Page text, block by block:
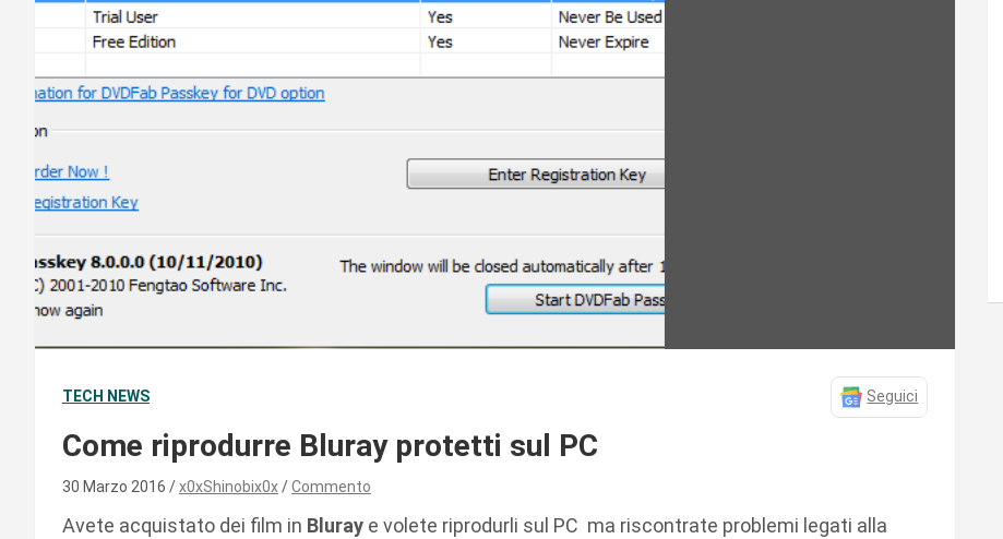
TECH NEWS Seguici
Come riprodurre Bluray protetti sul PC
30 Marzo 2016 x0xShinobix0x Commento
Avete acquistato dei film in Bluray e volete riprodurli sul PC ma riscontrate problemi legati alla